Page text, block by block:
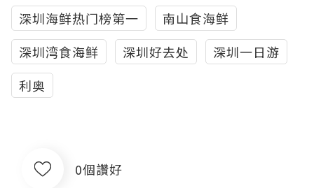
深圳海鲜热门榜第一
南山食海鲜
深圳湾食海鲜
深圳好去处
深圳一日游
利奥
0個讚好